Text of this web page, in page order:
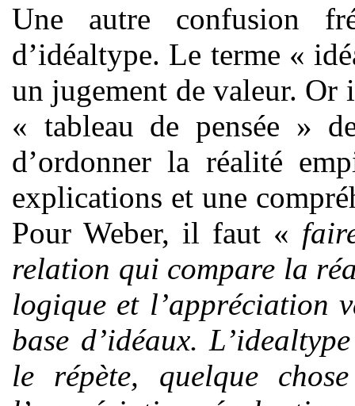
Une autre confusion
d’idéaltype. Le terme «
un jugement de valeur. Or
« tableau de pensée »
d’ordonner la réalité
explications et une
Pour Weber, il faut «
relation qui compare la
logique et l’appréciation
base d’idéaux.
le répète, quelque